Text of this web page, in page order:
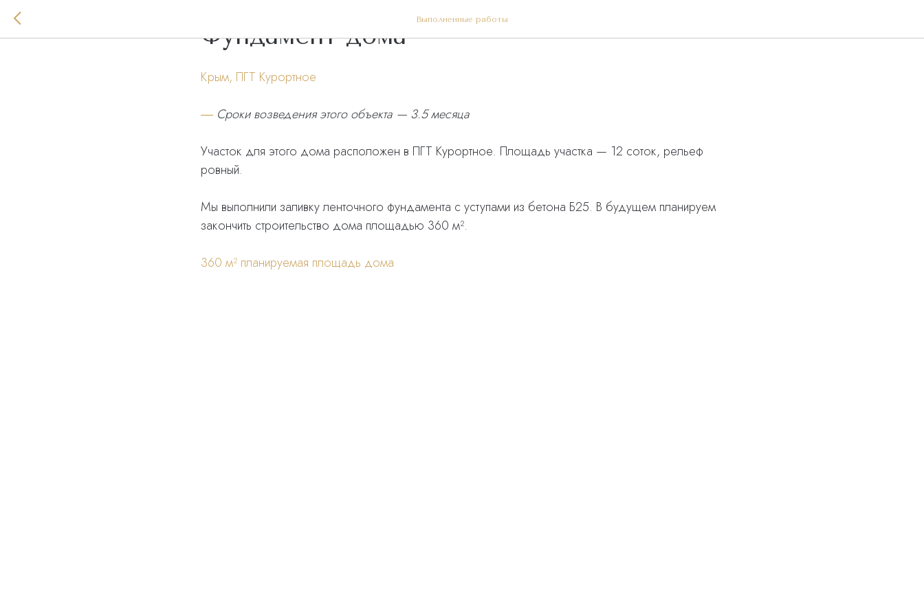
Выполненные работы
Фундамент дома
Крым, ПГТ Курортное
― Сроки возведения этого объекта — 3.5 месяца
Участок для этого дома расположен в ПГТ Курортное. Площадь участка — 12 соток, рельеф
ровный.
Мы выполнили заливку ленточного фундамента с уступами из бетона Б25. В будущем планируем
закончить строительство дома площадью 360 м².
360 м² планируемая площадь дома